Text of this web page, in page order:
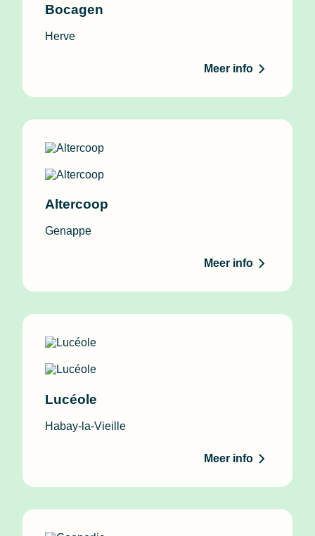
Bocagen
Herve
Meer info
Altercoop
Genappe
Meer info
Lucéole
Habay-la-Vieille
Meer info